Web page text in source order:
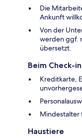
Die
Ankunft
Von der
werden ggf.
übersetzt.
Beim Check-
Kreditkarte,
Mindestalter
Haustiere